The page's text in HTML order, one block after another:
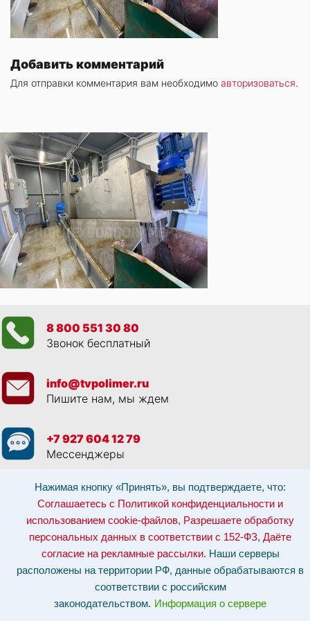
Нажимая кнопку «Принять», вы подтверждаете, что:
Соглашаетесь с Политикой конфиденциальности и
использованием cookie-файлов, Разрешаете обработку
персональных данных в соответствии с 152-ФЗ, Даёте
согласие на рекламные рассылки. Наши серверы
расположены на территории РФ, данные обрабатываются в
соответствии с российским
законодательством. Информация о сервере
Добавить комментарий
Для отправки комментария вам необходимо авторизоваться.
8 800 551 30 80
Звонок бесплатный
info@tvpolimer.ru
Пишите нам, мы ждем
+7 927 604 12 79
Мессенджеры
Просматривая данный веб сайт, и обращаясь к нам, вы:Соглашаетесь с
Политикой конфиденциальности и использованием cookie-файлов,
Разрешаете обработку персональных данных в соответствии с 152-ФЗ
Даёте согласие на рекламные рассылки.
Отозвать согласие на обработку персональных данных: по эл-почте:
info@tvpolimer.ru| по телефону8 800 551 30 80
соответствии с российским законодательством.Информация о сервере и
Сайт носит исключительно информационный характер и не является